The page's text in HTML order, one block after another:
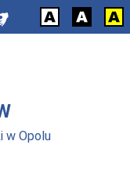
w Opolu